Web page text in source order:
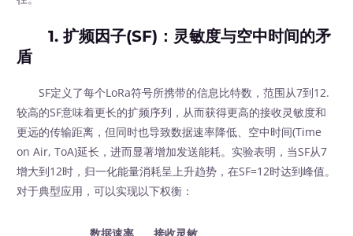
1. 扩频因子(SF)：灵敏度与空中时间的矛
盾
SF定义了每个LoRa符号所携带的信息比特数，范围从7到12.
较高的SF意味着更长的扩频序列，从而获得更高的接收灵敏度和
更远的传输距离，但同时也导致数据速率降低、空中时间(Time
on Air, ToA)延长，进而显著增加发送能耗。实验表明，当SF从7
增大到12时，归一化能量消耗呈上升趋势，在SF=12时达到峰值。
对于典型应用，可以实现以下权衡：